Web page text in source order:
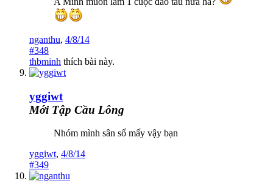
nganthu, 4/8/14
#348
thbminh thích bài này.
yggiwt
Mới Tập Cầu Lông
Nhóm mình sân số mấy vậy bạn
yggiwt, 4/8/14
#349